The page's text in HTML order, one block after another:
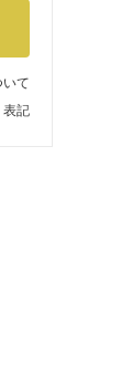
て
表記